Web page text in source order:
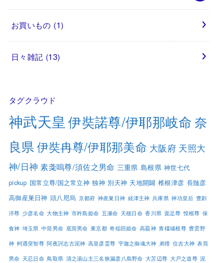
お買いもの (1)
日々雑記 (13)
タグクラウド
神武天皇 伊奘諾尊/伊耶那岐命 奈
良県 伊奘冉尊/伊耶那美命 大阪府 天照大
神/日神 素戔嗚尊/須佐之男命 三重県 島根県 神世七代
pickup 国常立尊/国之常立神 独神 別天神 天地開闢 椎根津彦 長髄彦
高御産巣日神 頭八咫烏 京都府 神産巣日神 経津主神 兵庫県 神功皇后 豊斟
渟尊 少彦名命 大物主神 市杵島姫命 五瀬命 天穂日命 香川県 面足尊 惶根尊 保
食神 埼玉県 中筒男命 底筒男命 東京都 奇稲田姫命 高龗神 青橿城根尊 豊雲野
神 軻遇突智尊 阿夜訶志古泥神 高皇彦霊尊 宇迦之御魂大神 弟猾 住吉大神 表筒
男命 天忍日命 鳥取県 清之湯山主三名狭漏彦八島野命 大苫辺尊 大戸之道尊 泥